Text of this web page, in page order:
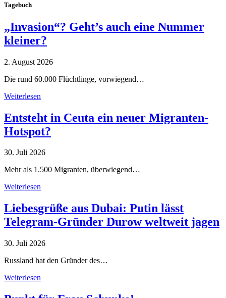
Tagebuch
„Invasion“? Geht’s auch eine Nummer
kleiner?
2. August 2026
Die rund 60.000 Flüchtlinge, vorwiegend…
Weiterlesen
Entsteht in Ceuta ein neuer Migranten-
Hotspot?
30. Juli 2026
Mehr als 1.500 Migranten, überwiegend…
Weiterlesen
Liebesgrüße aus Dubai: Putin lässt
Telegram-Gründer Durow weltweit jagen
30. Juli 2026
Russland hat den Gründer des…
Weiterlesen